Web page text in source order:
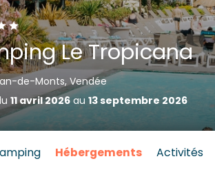
Le Tropicana
de-Monts, Vendée
11 avril 2026au 13 septembre 2026
Hébergements Activités